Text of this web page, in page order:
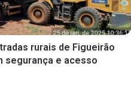
rurais de Figueirão
segurança e acesso